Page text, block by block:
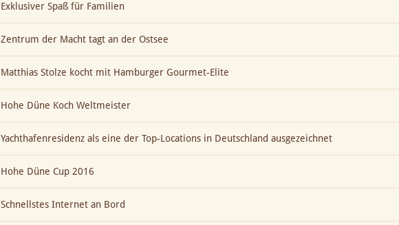
Exklusiver Spaß für Familien
Zentrum der Macht tagt an der Ostsee
Matthias Stolze kocht mit Hamburger Gourmet-Elite
Hohe Düne Koch Weltmeister
Yachthafenresidenz als eine der Top-Locations in Deutschland ausgezeichnet
Hohe Düne Cup 2016
Schnellstes Internet an Bord